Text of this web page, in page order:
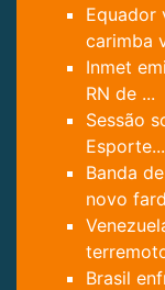
Equador
carimba
Inmet
RN de ...
Sessão
Esporte...
Banda
novo
Brasil